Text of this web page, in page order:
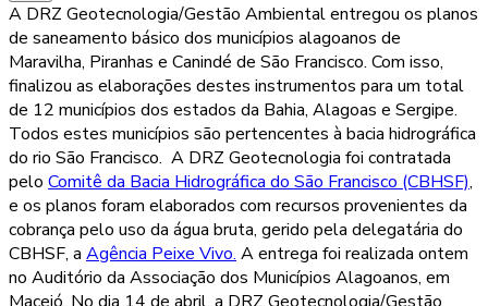
A DRZ Geotecnologia/Gestão Ambiental entregou os planos
de saneamento básico dos municípios alagoanos de
Maravilha, Piranhas e Canindé de São Francisco. Com isso,
finalizou as elaborações destes instrumentos para um total
de 12 municípios dos estados da Bahia, Alagoas e Sergipe.
Todos estes municípios são pertencentes à bacia hidrográfica
do rio São Francisco. A DRZ Geotecnologia foi contratada
pelo Comitê da Bacia Hidrográfica do São Francisco (CBHSF),
e os planos foram elaborados com recursos provenientes da
cobrança pelo uso da água bruta, gerido pela delegatária do
CBHSF, a Agência Peixe Vivo. A entrega foi realizada ontem
no Auditório da Associação dos Municípios Alagoanos, em